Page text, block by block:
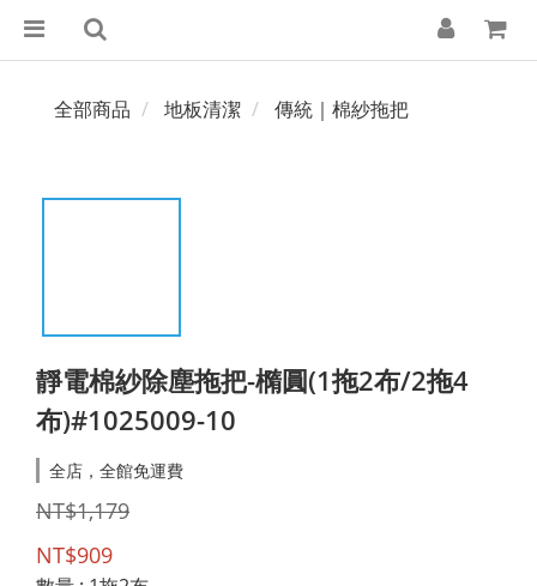
全部商品 地板清潔 傳統｜棉紗拖把
靜電棉紗除塵拖把-橢圓(1拖2布/2拖4
布)#1025009-10
全店，全館免運費
NT$1,179
NT$909